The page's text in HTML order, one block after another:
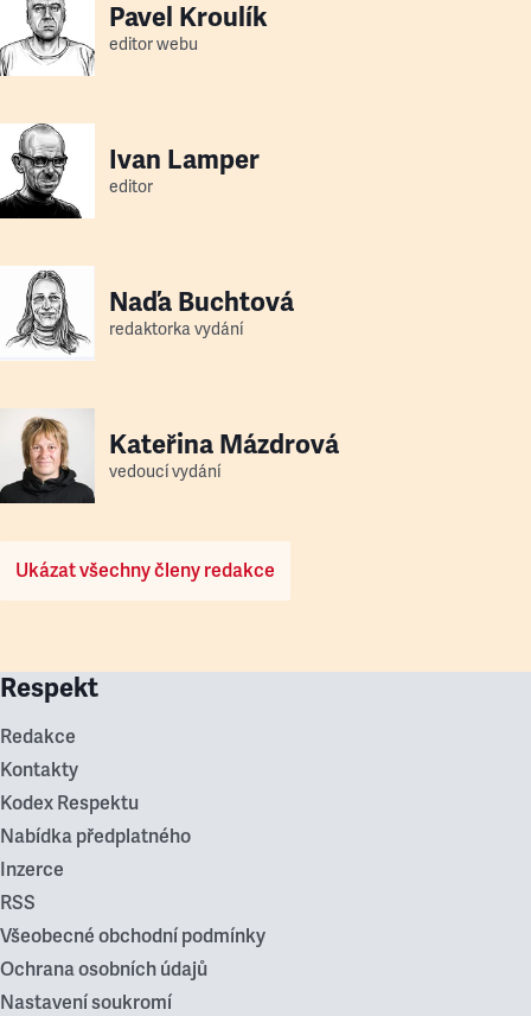
Pavel Kroulík
editor webu
Ivan Lamper
editor
Naďa Buchtová
redaktorka vydání
Kateřina Mázdrová
vedoucí vydání
Ukázat všechny členy redakce
Respekt
Redakce
Kontakty
Kodex Respektu
Nabídka předplatného
Inzerce
RSS
Všeobecné obchodní podmínky
Ochrana osobních údajů
Nastavení soukromí